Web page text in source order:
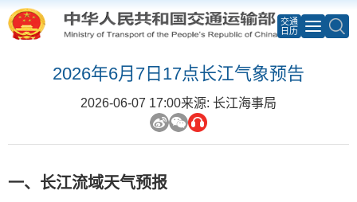
交通
日历
2026年6月7日17点长江气象预告
2026-06-07 17:00来源: 长江海事局
一、长江流域天气预报